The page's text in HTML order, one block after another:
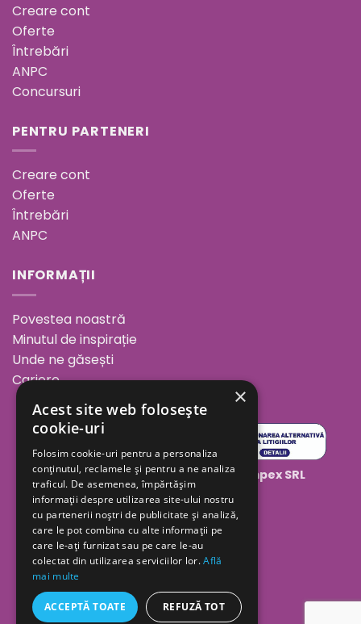
Creare cont
Oferte
Întrebări
ANPC
Concursuri
PENTRU PARTENERI
Creare cont
Oferte
Întrebări
ANPC
INFORMAȚII
Povestea noastră
Minutul de inspirație
Unde ne găsești
Cariere
Copyright 2026 ©Geolaila Comimpex SRL
×
Acest site web folosește
cookie-uri
Folosim cookie-uri pentru a personaliza
conținutul, reclamele și pentru a ne analiza
traficul. De asemenea, împărtășim
informații despre utilizarea site-ului nostru
cu partenerii noștri de publicitate și analiză,
care le pot combina cu alte informații pe
care le-ați furnizat sau pe care le-au
colectat din utilizarea serviciilor lor.Află
mai multe
ACCEPTĂ TOATE REFUZĂ TOT